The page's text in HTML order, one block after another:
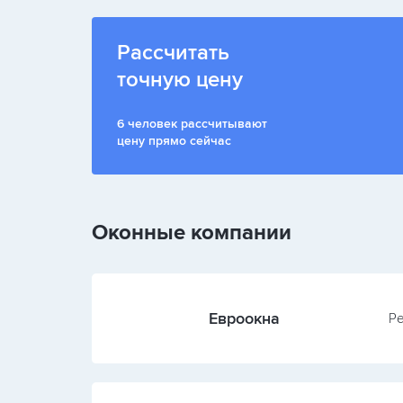
Рассчитать
точную цену
6 человек рассчитывают
цену прямо сейчас
Оконные компании
Евроокна